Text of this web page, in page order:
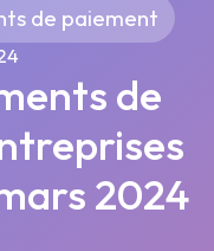
de paiement
de
2024